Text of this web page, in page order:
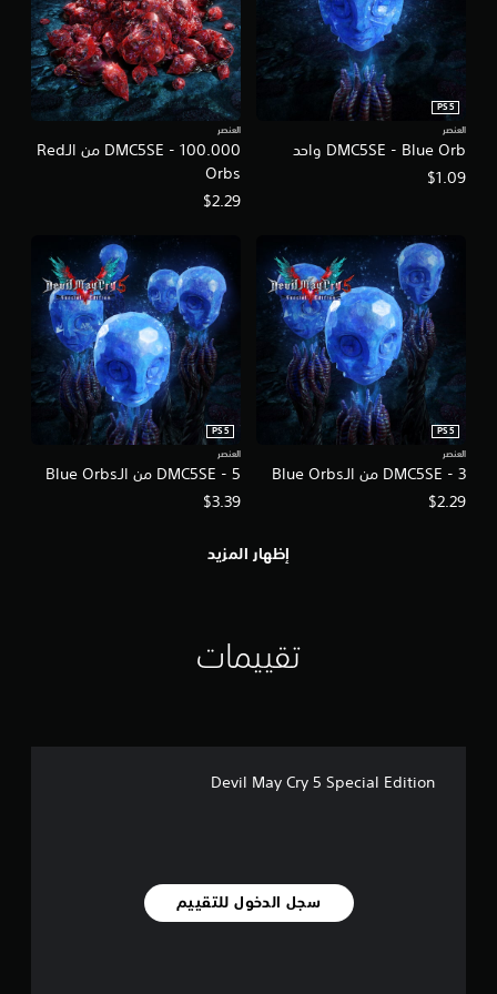
DMC5SE - Blue Orb واحد
PS5
العنصر
$1.09
DMC5SE - 100.000 من الـRed
Orbs
العنصر
$2.29
DMC5SE - 3 من الـBlue Orbs
PS5
العنصر
$2.29
DMC5SE - 5 من الـBlue Orbs
PS5
العنصر
$3.39
إظهار المزيد
تقييمات
Devil May Cry 5 Special Edition
سجل الدخول للتقييم